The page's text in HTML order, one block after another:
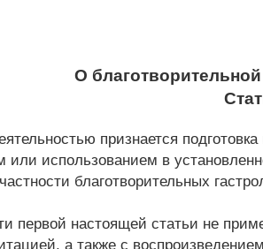
О
признается
или использованием в
благотворительных
первой настоящей статьи не
а также с